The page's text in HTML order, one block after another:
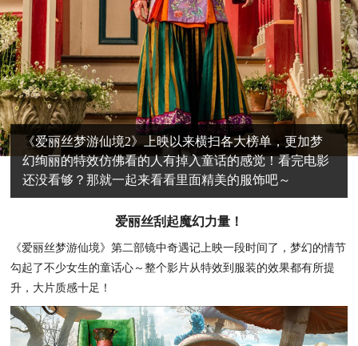
《爱丽丝梦游仙境2》上映以来横扫各大榜单，更加梦
幻绚丽的特效仿佛看的人有掉入童话的感觉！看完电影
还没看够？那就一起来看看里面精美的服饰吧～
爱丽丝刮起魔幻力量！
《爱丽丝梦游仙境》第二部镜中奇遇记上映一段时间了，梦幻的情节
勾起了不少女生的童话心～整个影片从特效到服装的效果都有所提
升，大片质感十足！